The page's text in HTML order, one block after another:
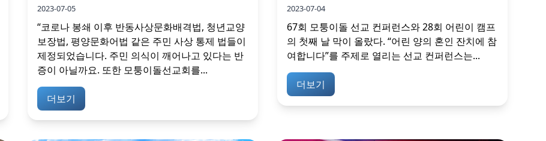
2023-07-05
“코로나 봉쇄 이후 반동사상문화배격법, 청년교양
보장법, 평양문화어법 같은 주민 사상 통제 법들이
제정되었습니다. 주민 의식이 깨어나고 있다는 반
증이 아닐까요. 또한 모퉁이돌선교회를...
더보기
2023-07-04
67회 모퉁이돌 선교 컨퍼런스와 28회 어린이 캠프
의 첫째 날 막이 올랐다. “어린 양의 혼인 잔치에 참
여합니다”를 주제로 열리는 선교 컨퍼런스는...
더보기